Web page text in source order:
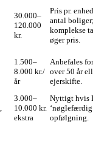
30.000–
120.000
kr.
Pris pr.
antal
komplekse
øger pris.
1.500–
8.000 kr./
år
Anbefales
over 50 år
ejerskifte.
3.000–
10.000 kr.
ekstra
Nyttigt hvis
opfølgning.